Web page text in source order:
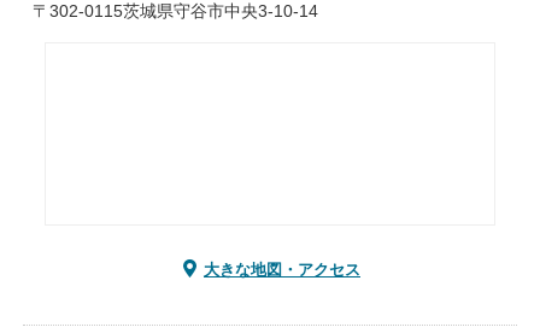
〒302-0115茨城県守谷市中央3-10-14
大きな地図・アクセス